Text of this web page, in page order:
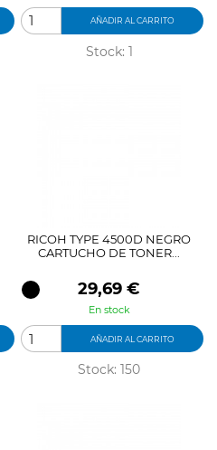
AÑADIR AL CARRITO
Stock: 1
RICOH TYPE 4500D NEGRO
CARTUCHO DE TONER...
Precio
29,69 €
En stock
AÑADIR AL CARRITO
Stock: 150